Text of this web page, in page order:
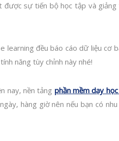
sự tiến bộ học tập và
learning đều báo cáo dữ liệu cơ
năng tùy chỉnh này nhé!
nay, nền tảng phần mềm dạy
hàng giờ nên nếu bạn có